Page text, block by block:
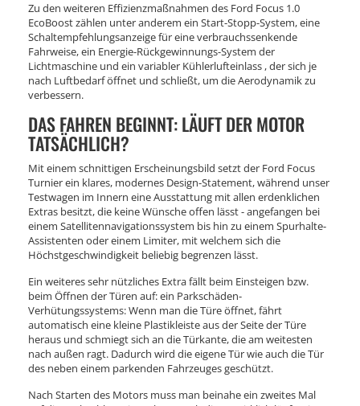
Zu den weiteren Effizienzmaßnahmen des Ford Focus 1.0
EcoBoost zählen unter anderem ein Start-Stopp-System, eine
Schaltempfehlungsanzeige für eine verbrauchssenkende
Fahrweise, ein Energie-Rückgewinnungs-System der
Lichtmaschine und ein variabler Kühlerlufteinlass , der sich je
nach Luftbedarf öffnet und schließt, um die Aerodynamik zu
verbessern.
DAS FAHREN BEGINNT: LÄUFT DER MOTOR
TATSÄCHLICH?
Mit einem schnittigen Erscheinungsbild setzt der Ford Focus
Turnier ein klares, modernes Design-Statement, während unser
Testwagen im Innern eine Ausstattung mit allen erdenklichen
Extras besitzt, die keine Wünsche offen lässt - angefangen bei
einem Satellitennavigationssystem bis hin zu einem Spurhalte-
Assistenten oder einem Limiter, mit welchem sich die
Höchstgeschwindigkeit beliebig begrenzen lässt.
Ein weiteres sehr nützliches Extra fällt beim Einsteigen bzw.
beim Öffnen der Türen auf: ein Parkschäden-
Verhütungssystems: Wenn man die Türe öffnet, fährt
automatisch eine kleine Plastikleiste aus der Seite der Türe
heraus und schmiegt sich an die Türkante, die am weitesten
nach außen ragt. Dadurch wird die eigene Tür wie auch die Tür
des neben einem parkenden Fahrzeuges geschützt.
Nach Starten des Motors muss man beinahe ein zweites Mal